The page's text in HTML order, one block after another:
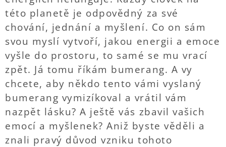
této planetě je odpovědný za své
chování, jednání a myšlení. Co on sám
svou myslí vytvoří, jakou energii a emoce
vyšle do prostoru, to samé se mu vrací
zpět. Já tomu říkám bumerang. A vy
chcete, aby někdo tento vámi vyslaný
bumerang vymizíkoval a vrátil vám
nazpět lásku? A ještě vás zbavil vašich
emocí a myšlenek? Aniž byste věděli a
znali pravý důvod vzniku tohoto